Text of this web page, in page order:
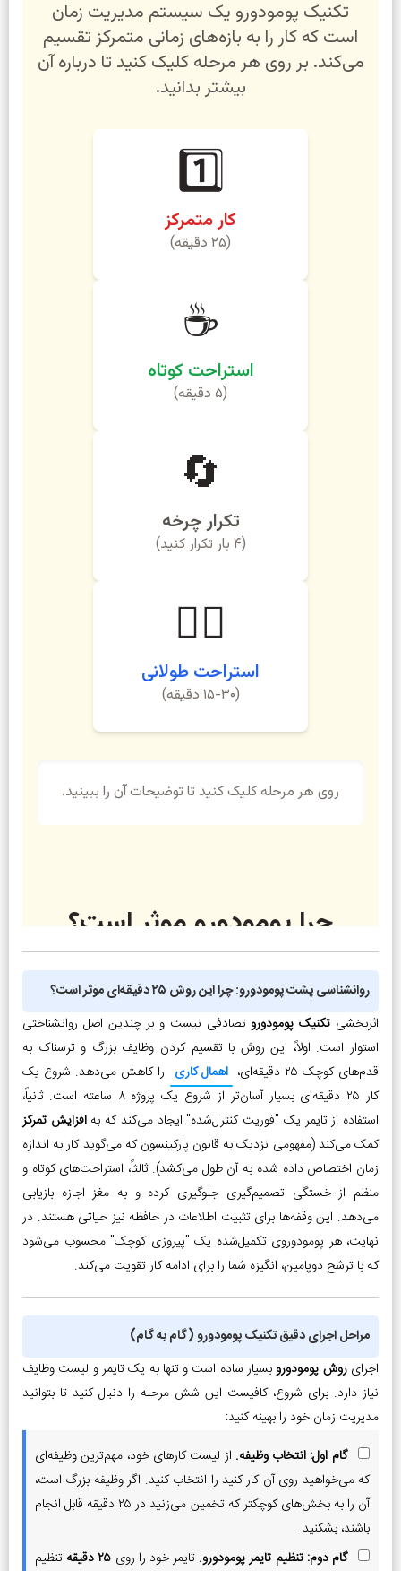
روانشناسی پشت پومودورو: چرا این روش ۲۵ دقیقه‌ای موثر است؟
اثربخشی تکنیک پومودوروتصادفی نیست و بر چندین اصل روانشناختی
استوار است. اولاً، این روش با تقسیم کردن وظایف بزرگ و ترسناک به
قدم‌های کوچک ۲۵ دقیقه‌ای،
اهمال کاری را کاهش می‌دهد. شروع یک
کار ۲۵ دقیقه‌ای بسیار آسان‌تر از شروع یک پروژه ۸ ساعته است. ثانیاً،
استفاده از تایمر یک "فوریت کنترل‌شده" ایجاد می‌کند که بهافزایش تمرکز
کمک می‌کند (مفهومی نزدیک به قانون پارکینسون که می‌گوید کار به اندازه
زمان اختصاص داده شده به آن طول می‌کشد). ثالثاً، استراحت‌های کوتاه و
منظم از خستگی تصمیم‌گیری جلوگیری کرده و به مغز اجازه بازیابی
می‌دهد. این وقفه‌ها برای تثبیت اطلاعات در حافظه نیز حیاتی هستند. در
نهایت، هر پومودوروی تکمیل‌شده یک "پیروزی کوچک" محسوب می‌شود
که با ترشح دوپامین، انگیزه شما را برای ادامه کار تقویت می‌کند.
مراحل اجرای دقیق تکنیک پومودورو (گام به گام)
اجرایروش پومودوروبسیار ساده است و تنها به یک تایمر و لیست وظایف
نیاز دارد. برای شروع، کافیست این شش مرحله را دنبال کنید تا بتوانید
مدیریت زمان خود را بهینه کنید:
گام اول: انتخاب وظیفه. از لیست کارهای خود، مهم‌ترین وظیفه‌ای
که می‌خواهید روی آن کار کنید را انتخاب کنید. اگر وظیفه بزرگ است،
آن را به بخش‌های کوچکتر که تخمین می‌زنید در ۲۵ دقیقه قابل انجام
باشند، بشکنید.
گام دوم: تنظیم تایمر پومودورو. تایمر خود را روی ۲۵ دقیقه
تنظیم